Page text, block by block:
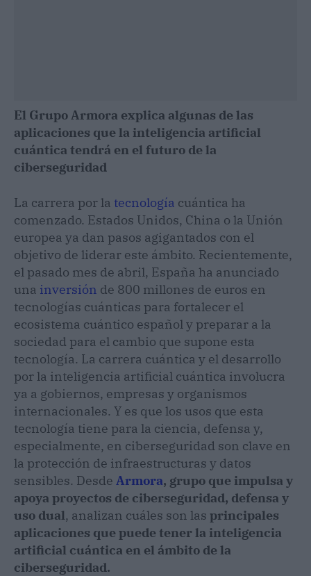
El Grupo Armora explica algunas de las
aplicaciones que la inteligencia artificial
cuántica tendrá en el futuro de la
ciberseguridad
La carrera por la tecnología cuántica ha
comenzado. Estados Unidos, China o la Unión
europea ya dan pasos agigantados con el
objetivo de liderar este ámbito. Recientemente,
el pasado mes de abril, España ha anunciado
una inversión de 800 millones de euros en
tecnologías cuánticas para fortalecer el
ecosistema cuántico español y preparar a la
sociedad para el cambio que supone esta
tecnología. La carrera cuántica y el desarrollo
por la inteligencia artificial cuántica involucra
ya a gobiernos, empresas y organismos
internacionales. Y es que los usos que esta
tecnología tiene para la ciencia, defensa y,
especialmente, en ciberseguridad son clave en
la protección de infraestructuras y datos
sensibles. Desde Armora, grupo que impulsa y
apoya proyectos de ciberseguridad, defensa y
uso dual, analizan cuáles son las principales
aplicaciones que puede tener la inteligencia
artificial cuántica en el ámbito de la
ciberseguridad.